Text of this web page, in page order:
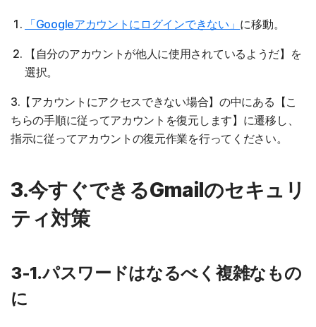
「Googleアカウントにログインできない」 に移動。
【自分のアカウントが他人に使用されているようだ】を
選択。
3.【アカウントにアクセスできない場合】の中にある【こ
ちらの手順に従ってアカウントを復元します】に遷移し、
指示に従ってアカウントの復元作業を行ってください。
3.今すぐできるGmailのセキュリ
ティ対策
3-1.パスワードはなるべく複雑なもの
に